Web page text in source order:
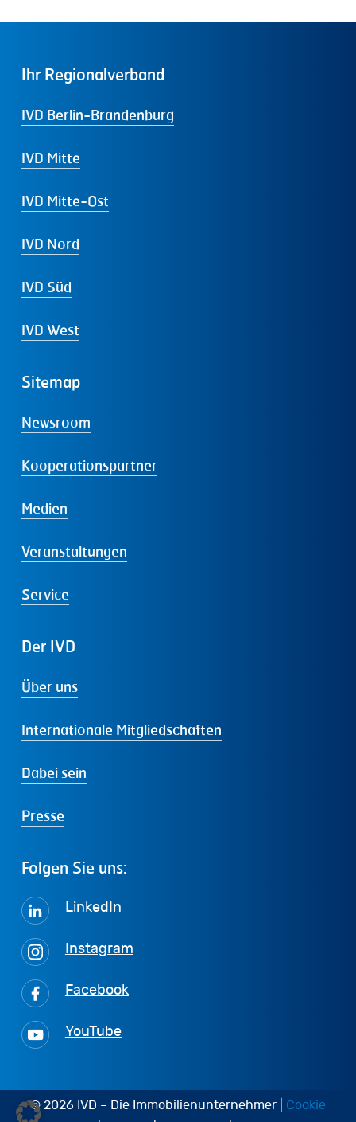
Ihr Regionalverband
IVD Berlin-Brandenburg
IVD Mitte
IVD Mitte-Ost
IVD Nord
IVD Süd
IVD West
Sitemap
Newsroom
Kooperationspartner
Medien
Veranstaltungen
Service
Der IVD
Über uns
Internationale Mitgliedschaften
Dabei sein
Presse
Folgen Sie uns:
LinkedIn
Instagram
Facebook
YouTube
© 2026 IVD – Die Immobilienunternehmer | Cookie